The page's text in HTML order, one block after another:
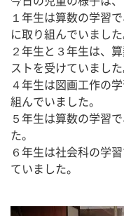
１年生は算数の学習
に取り組んでいました
２年生と３年生は、
ストを受けていました
４年生は図画工作の
組んでいました。
５年生は算数の学習
た。
６年生は社会科の学
ていました。